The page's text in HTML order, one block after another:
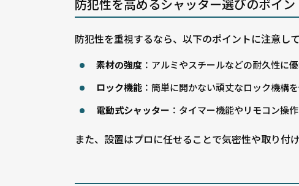
防犯性を高めるシャッター選びのポイン
防犯性を重視するなら、以下のポイントに注意し
素材の強度 ：アルミやスチールなどの耐久性に
ロック機能 ：簡単に開かない頑丈なロック機構を
電動式シャッター ：タイマー機能やリモコン操
また、設置はプロに任せることで気密性や取り付